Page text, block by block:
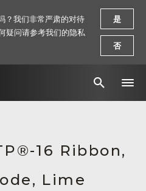
16 Ribbon,
Lime
？我们非常严肃的对待
疑问请参考我们的隐私
是
否